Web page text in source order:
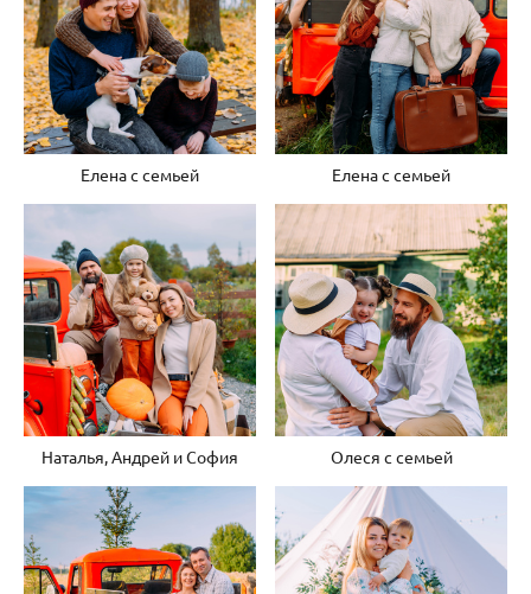
Елена с семьей Елена с семьей
Наталья, Андрей и София Олеся с семьей